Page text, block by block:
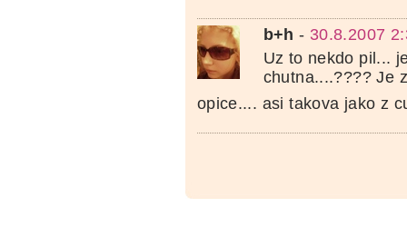
b+h - 30.8.2007
Uz to nekdo pil...
chutna....???? Je
opice.... asi takova jako z